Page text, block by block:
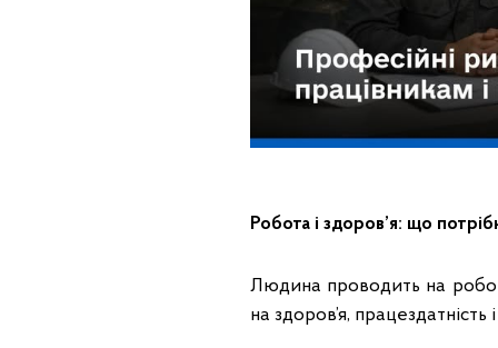
Робота і здоров’я: що
Людина проводить на
на здоров’я, працездатність